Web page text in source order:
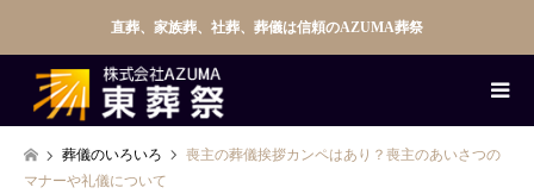
直葬、家族葬、社葬、葬儀は信頼のAZUMA葬祭
葬儀のいろいろ
喪主の葬儀挨拶カンペはあり？喪主のあいさつの
マナーや礼儀について